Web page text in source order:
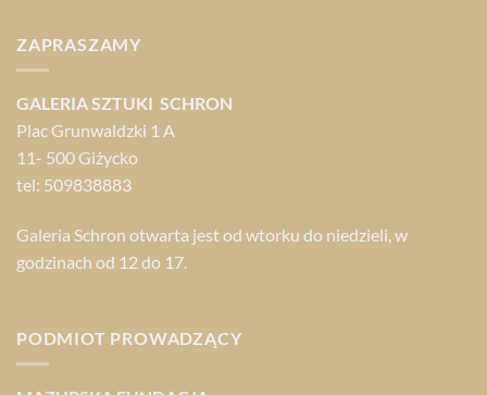
ZAPRASZAMY
GALERIA SZTUKI SCHRON
Plac Grunwaldzki 1 A
11- 500 Giżycko
tel: 509838883
Galeria Schron otwarta jest od wtorku do niedzieli, w
godzinach od 12 do 17.
PODMIOT PROWADZĄCY